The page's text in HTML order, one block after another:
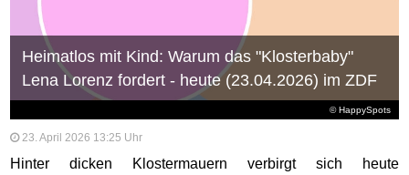
© HappySpots
Heimatlos mit Kind: Warum das "Klosterbaby"
Lena Lorenz fordert - heute (23.04.2026) im ZDF
23. April 2026 13:25 Uhr
Hinter dicken Klostermauern verbirgt sich heute